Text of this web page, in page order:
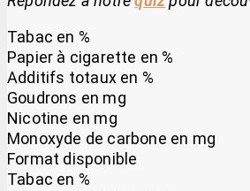
Tabac en %
Papier à cigarette en %
Additifs totaux en %
Goudrons en mg
Nicotine en mg
Monoxyde de carbone en mg
Format disponible
Tabac en %